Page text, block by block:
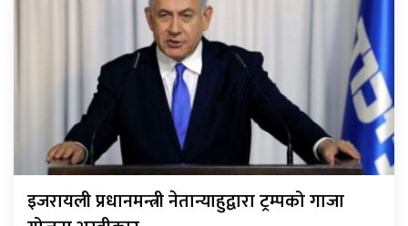
इजरायली प्रधानमन्त्री नेतान्याहुद्वारा ट्रम्पको गाजा